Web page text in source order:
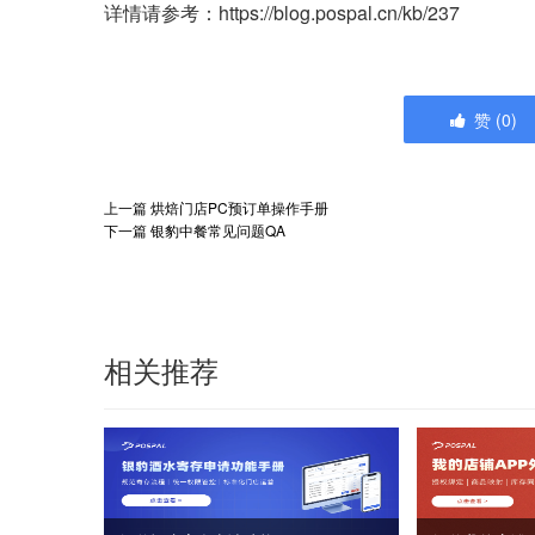
详情请参考：https://blog.pospal.cn/kb/237
赞 (0)
上一篇烘焙门店PC预订单操作手册
下一篇银豹中餐常见问题QA
相关推荐